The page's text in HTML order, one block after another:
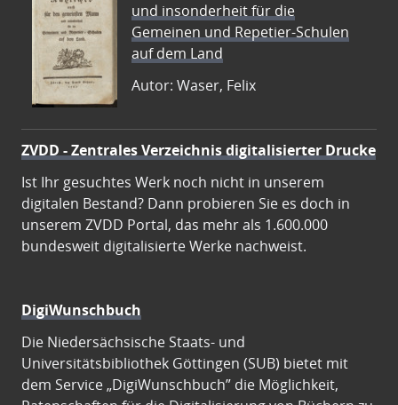
und insonderheit für die
Gemeinen und Repetier-Schulen
auf dem Land
Autor: Waser, Felix
ZVDD - Zentrales Verzeichnis digitalisierter Drucke
Ist Ihr gesuchtes Werk noch nicht in unserem
digitalen Bestand? Dann probieren Sie es doch in
unserem ZVDD Portal, das mehr als 1.600.000
bundesweit digitalisierte Werke nachweist.
DigiWunschbuch
Die Niedersächsische Staats- und
Universitätsbibliothek Göttingen (SUB) bietet mit
dem Service „DigiWunschbuch” die Möglichkeit,